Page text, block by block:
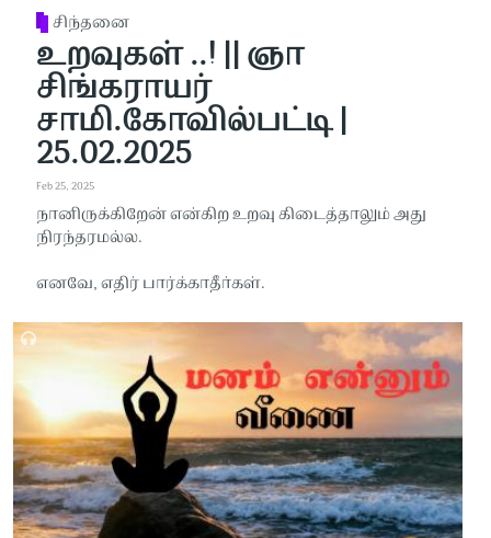
சிந்தனை
உறவுகள் ..! || ஞா
சிங்கராயர்
சாமி.கோவில்பட்டி |
25.02.2025
Feb 25, 2025
நானிருக்கிறேன் என்கிற உறவு கிடைத்தாலும் அது
நிரந்தரமல்ல.
எனவே, எதிர் பார்க்காதீா்கள்.